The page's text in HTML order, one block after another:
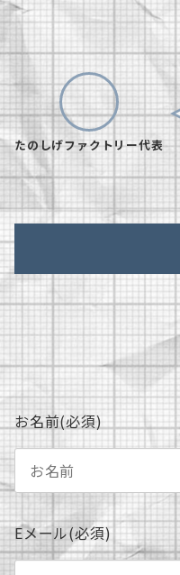
たのしげファクトリー代表
お名前(必須)
Eメール(必須)